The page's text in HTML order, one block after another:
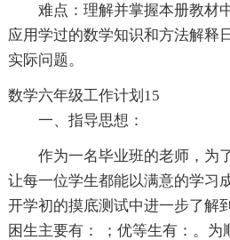
难点：理解并掌握本册教材
应用学过的数学知识和方法解释
实际问题。
数学六年级工作计划15
一、指导思想：
作为一名毕业班的老师，为
让每一位学生都能以满意的学习
开学初的摸底测试中进一步了解
困生主要有： ；优等生有：。